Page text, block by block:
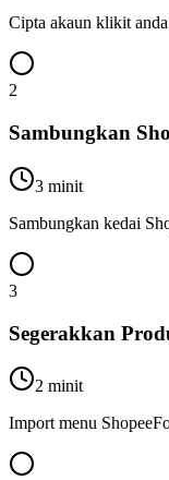
Cipta akaun klikit anda
2
Sambungkan
3 minit
Sambungkan kedai
3
Segerakkan
2 minit
Import menu